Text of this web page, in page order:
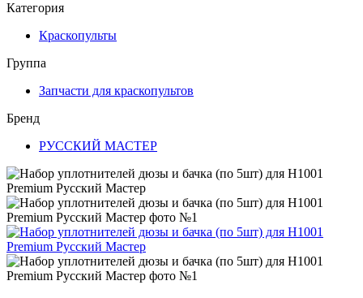
Категория
Краскопульты
Группа
Запчасти для краскопультов
Бренд
РУССКИЙ МАСТЕР